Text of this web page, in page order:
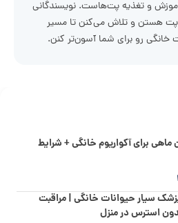
و تغذیه پت‌هاست. نویسندگانی
هستن و تلاش می‌کنن تا مسیر
خانگی رو برای شما آسون‌تر کنن.
ماهی برای آکواریوم خانگی + شرایط
سیار حیوانات خانگی | مراقبت
استرس در منزل